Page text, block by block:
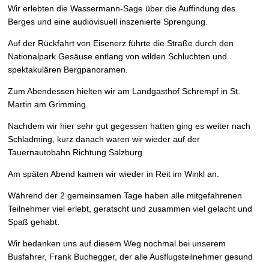
Wir erlebten die Wassermann-Sage über die Auffindung des
Berges und eine audiovisuell inszenierte Sprengung.
Auf der Rückfahrt von Eisenerz führte die Straße durch den
Nationalpark Gesäuse entlang von wilden Schluchten und
spektakulären Bergpanoramen.
Zum Abendessen hielten wir am Landgasthof Schrempf in St.
Martin am Grimming.
Nachdem wir hier sehr gut gegessen hatten ging es weiter nach
Schladming, kurz danach waren wir wieder auf der
Tauernautobahn Richtung Salzburg.
Am späten Abend kamen wir wieder in Reit im Winkl an.
Während der 2 gemeinsamen Tage haben alle mitgefahrenen
Teilnehmer viel erlebt, geratscht und zusammen viel gelacht und
Spaß gehabt.
Wir bedanken uns auf diesem Weg nochmal bei unserem
Busfahrer, Frank Buchegger, der alle Ausflugsteilnehmer gesund